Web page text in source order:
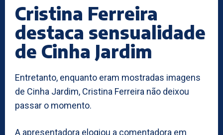
Cristina Ferreira
destaca sensualidade
de Cinha Jardim
Entretanto, enquanto eram mostradas imagens
de Cinha Jardim, Cristina Ferreira não deixou
passar o momento.
A apresentadora elogiou a comentadora em